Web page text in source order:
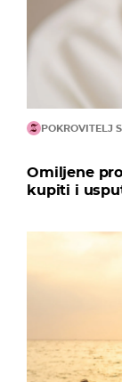
POKROVITELJ
Omiljene
kupiti i